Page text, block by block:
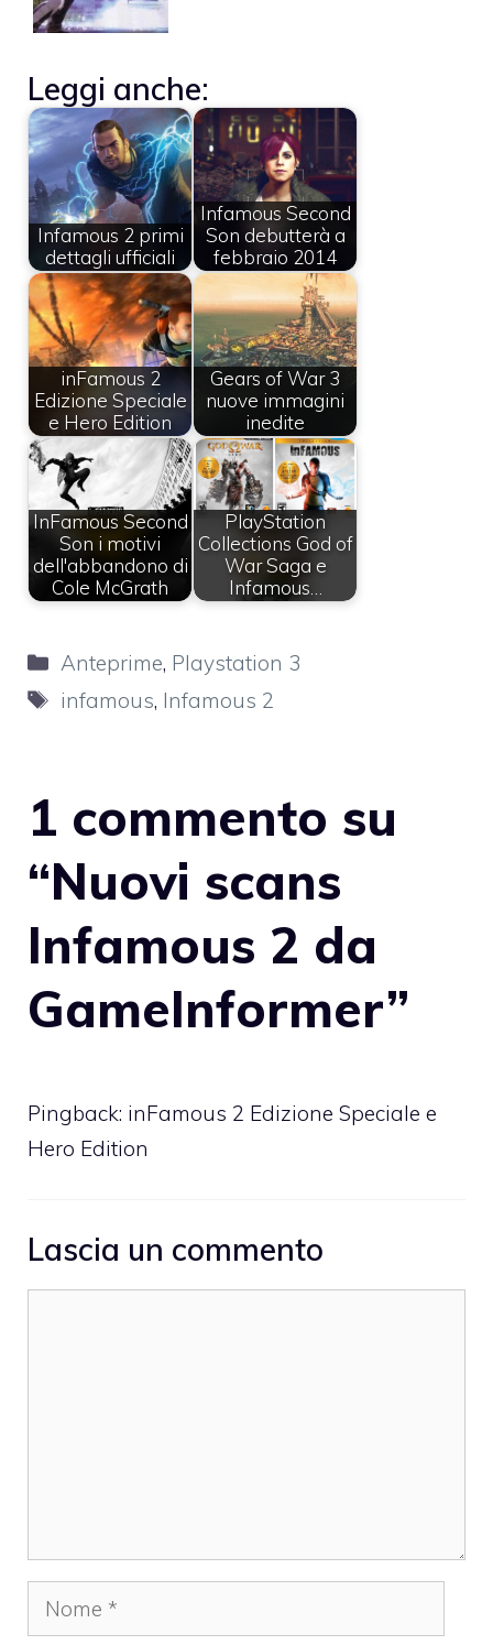
Leggi anche:
Infamous 2 primi
dettagli ufficiali
Infamous Second
Son debutterà a
febbraio 2014
inFamous 2
Edizione Speciale
e Hero Edition
Gears of War 3
nuove immagini
inedite
InFamous Second
Son i motivi
dell'abbandono di
Cole McGrath
PlayStation
Collections God of
War Saga e
Infamous…
Categorie
Anteprime, Playstation 3
Tag
infamous, Infamous 2
1 commento su
“Nuovi scans
Infamous 2 da
GameInformer”
Pingback: inFamous 2 Edizione Speciale e
Hero Edition
Lascia un commento
Nome